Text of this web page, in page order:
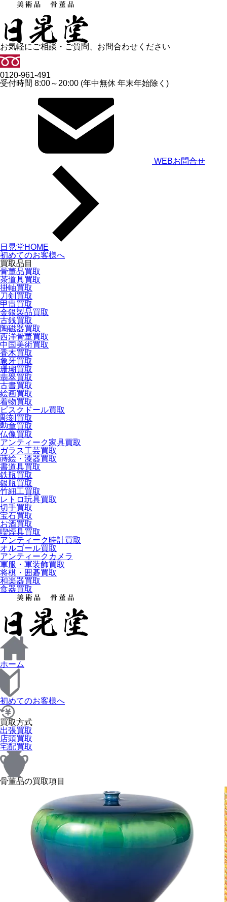
お気軽にご相談・ご質問、お問合わせください
0120-961-491
受付時間 8:00～20:00 (年中無休 年末年始除く)
WEBお問合せ
日晃堂HOME
初めてのお客様へ
買取品目
骨董品買取
茶道具買取
掛軸買取
刀剣買取
甲冑買取
金銀製品買取
古銭買取
陶磁器買取
西洋骨董買取
中国美術買取
香木買取
象牙買取
珊瑚買取
翡翠買取
古書買取
絵画買取
着物買取
ビスクドール買取
彫刻買取
勲章買取
仏像買取
アンティーク家具買取
ガラス工芸買取
蒔絵・漆器買取
書道具買取
鉄瓶買取
銀瓶買取
竹細工買取
レトロ玩具買取
切手買取
宝石買取
お酒買取
喫煙具買取
アンティーク時計買取
オルゴール買取
アンティークカメラ
軍服・軍装飾買取
将棋・囲碁買取
和楽器買取
食器買取
ホーム
初めてのお客様へ
買取方式
出張買取
店頭買取
宅配買取
骨董品の買取項目